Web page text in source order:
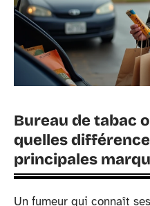
Bureau de tabac
quelles
principales
Un fumeur qui connaît